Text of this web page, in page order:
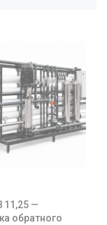
11,25 —
обратного